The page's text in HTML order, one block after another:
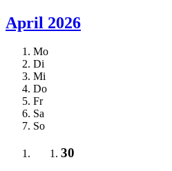
April 2026
Mo
Di
Mi
Do
Fr
Sa
So
30